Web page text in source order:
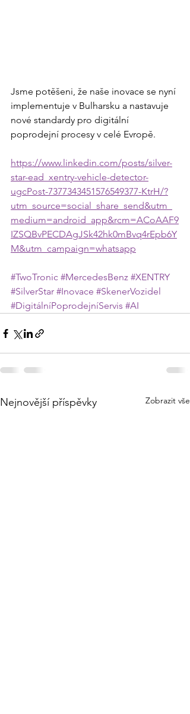
Jsme potěšeni, že naše inovace se nyní
implementuje v Bulharsku a nastavuje
nové standardy pro digitální
poprodejní procesy v celé Evropě.
https://www.linkedin.com/posts/silver-
star-ead_xentry-vehicle-detector-
ugcPost-7377343451576549377-KtrH/?
utm_source=social_share_send&utm_
medium=android_app&rcm=ACoAAF9
IZSQBvPECDAgJSk42hk0mBvq4rEpb6Y
M&utm_campaign=whatsapp
#TwoTronic #MercedesBenz #XENTRY
#SilverStar #Inovace #SkenerVozidel
#DigitálníPoprodejníServis #AI
Nejnovější příspěvky Zobrazit vše